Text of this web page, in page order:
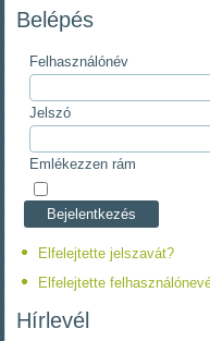
Belépés
Felhasználónév
Jelszó
Emlékezzen rám
Elfelejtette jelszavát?
Elfelejtette
Hírlevél